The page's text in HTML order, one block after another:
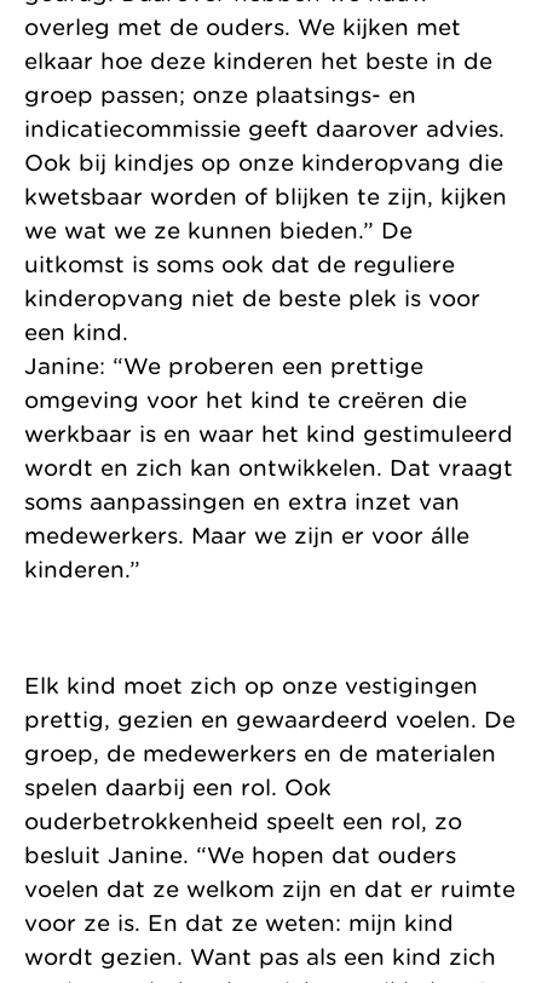
overleg met de ouders. We kijken met
elkaar hoe deze kinderen het beste in de
groep passen; onze plaatsings- en
indicatiecommissie geeft daarover advies.
Ook bij kindjes op onze kinderopvang die
kwetsbaar worden of blijken te zijn, kijken
we wat we ze kunnen bieden.” De
uitkomst is soms ook dat de reguliere
kinderopvang niet de beste plek is voor
een kind.
Janine: “We proberen een prettige
omgeving voor het kind te creëren die
werkbaar is en waar het kind gestimuleerd
wordt en zich kan ontwikkelen. Dat vraagt
soms aanpassingen en extra inzet van
medewerkers. Maar we zijn er voor álle
kinderen.”
Elk kind moet zich op onze vestigingen
prettig, gezien en gewaardeerd voelen. De
groep, de medewerkers en de materialen
spelen daarbij een rol. Ook
ouderbetrokkenheid speelt een rol, zo
besluit Janine. “We hopen dat ouders
voelen dat ze welkom zijn en dat er ruimte
voor ze is. En dat ze weten: mijn kind
wordt gezien. Want pas als een kind zich